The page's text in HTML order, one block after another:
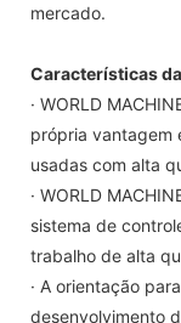
mercado.
Características
· WORLD
própria vantagem
usadas com alta
· WORLD
sistema de
trabalho de alta
· A orientação
desenvolvimento